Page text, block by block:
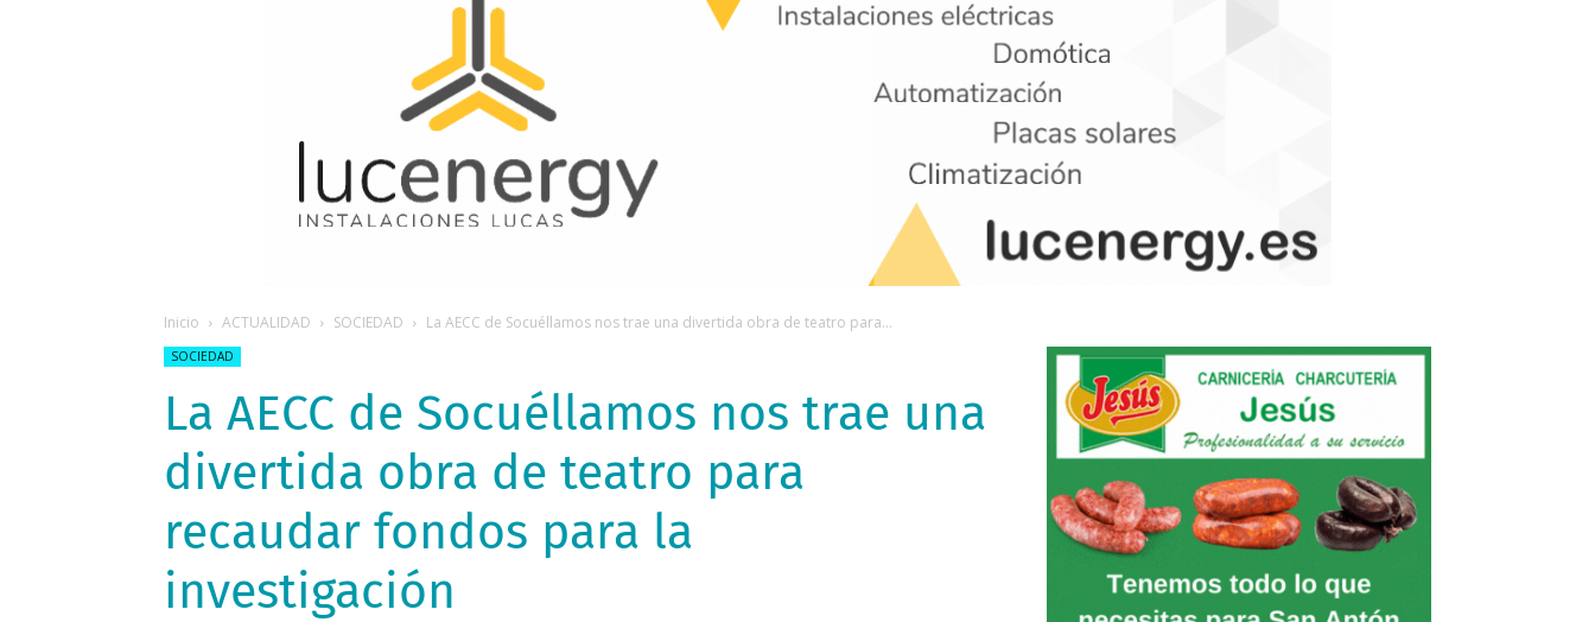
Inicio ACTUALIDAD SOCIEDAD La AECC de Socuéllamos nos trae una divertida obra de teatro para...
SOCIEDAD
La AECC de Socuéllamos nos trae una
divertida obra de teatro para
recaudar fondos para la
investigación